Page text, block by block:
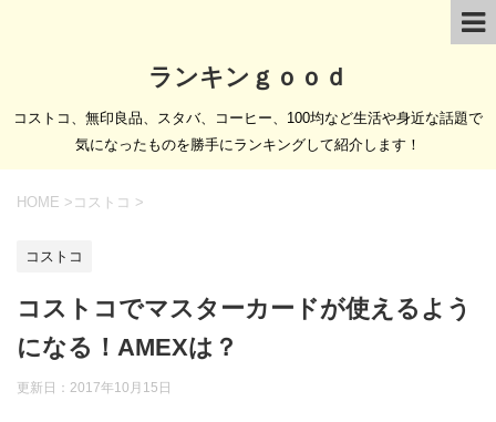
ランキンｇｏｏｄ
コストコ、無印良品、スタバ、コーヒー、100均など生活や身近な話題で
気になったものを勝手にランキングして紹介します！
HOME > コストコ >
コストコ
コストコでマスターカードが使えるよう
になる！AMEXは？
更新日： 2017年10月15日